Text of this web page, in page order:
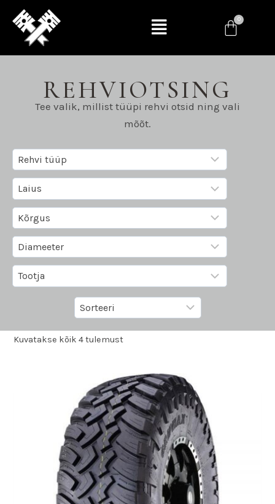
REHVIOTSING
Tee valik, millist tüüpi rehvi otsid ning vali
mõõt.
Kuvatakse kõik 4 tulemust